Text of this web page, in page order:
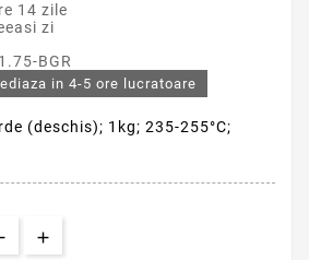
14 zile
zi
BGR
in 4-5 ore lucratoare
(deschis); 1kg; 235-255°C;